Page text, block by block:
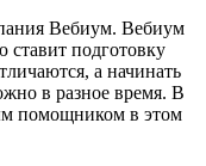
Вебиум. Вебиум
ставит подготовку
а начинать
в разное время. В
помощником в этом